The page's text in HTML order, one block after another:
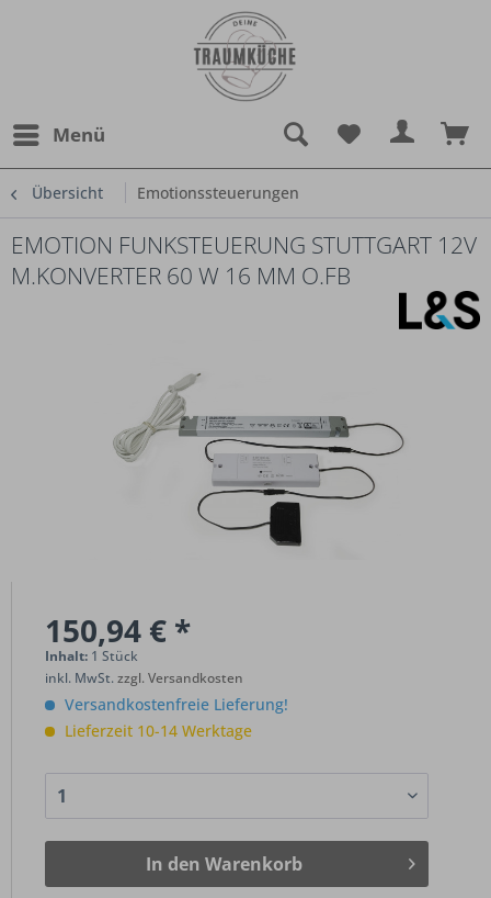
Menü
Übersicht Emotionssteuerungen
EMOTION FUNKSTEUERUNG STUTTGART 12V
M.KONVERTER 60 W 16 MM O.FB
150,94 € *
Inhalt: 1 Stück
inkl. MwSt.zzgl. Versandkosten
Versandkostenfreie Lieferung!
Lieferzeit 10-14 Werktage
In den Warenkorb